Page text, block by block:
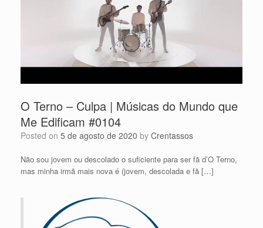
O Terno – Culpa | Músicas do Mundo que
Me Edificam #0104
Posted on 5 de agosto de 2020 by Crentassos
Não sou jovem ou descolado o suficiente para ser fã d’O Terno,
mas minha irmã mais nova é (jovem, descolada e fã […]